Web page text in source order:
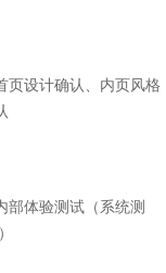
页设计确认、内页风格
部体验测试（系统测